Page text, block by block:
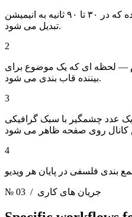
بخش های تجسم — ایده ای پیچیده که در ۳۰ تا ۹۰ ثانیه به انیمیشن
تبدیل می شود.
2
لحظه ای که یک موضوع برای
بیننده قاب بندی می شود.
3
عدد چشمگیر با سبک گرافیکی
4
№ 03 / جریان های کاری